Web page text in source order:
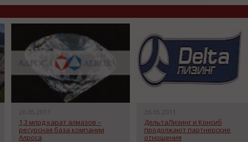
26.05.2011
1,3 млрд карат алмазов –
ресурсная база компании
Алроса
26.05.2011
ДельтаЛизинг и Консиб
продолжают партнерские
отношения